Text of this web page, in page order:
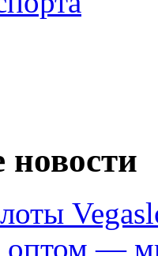
новости
—